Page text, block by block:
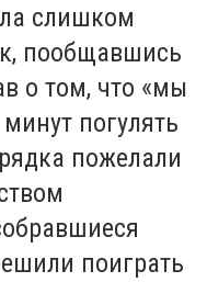
слишком
пообщавшись
о том, что «мы
погулять
пожелали
поиграть